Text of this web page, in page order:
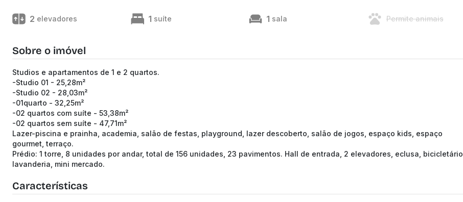
2 elevadores 1 suíte 1 sala Permite animais
Sobre o imóvel
Studios e apartamentos de 1 e 2 quartos.
-Studio 01 - 25,28m²
-Studio 02 - 28,03m²
-01quarto - 32,25m²
-02 quartos com suíte - 53,38m²
-02 quartos sem suíte - 47,71m²
Lazer-piscina e prainha, academia, salão de festas, playground, lazer descoberto, salão de jogos, espaço kids, espaço
gourmet, terraço.
Prédio: 1 torre, 8 unidades por andar, total de 156 unidades, 23 pavimentos. Hall de entrada, 2 elevadores, eclusa, bicicletário,
lavanderia, mini mercado.
Características